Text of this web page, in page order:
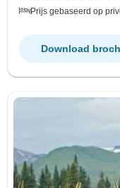
Prijs gebaseerd op
Download